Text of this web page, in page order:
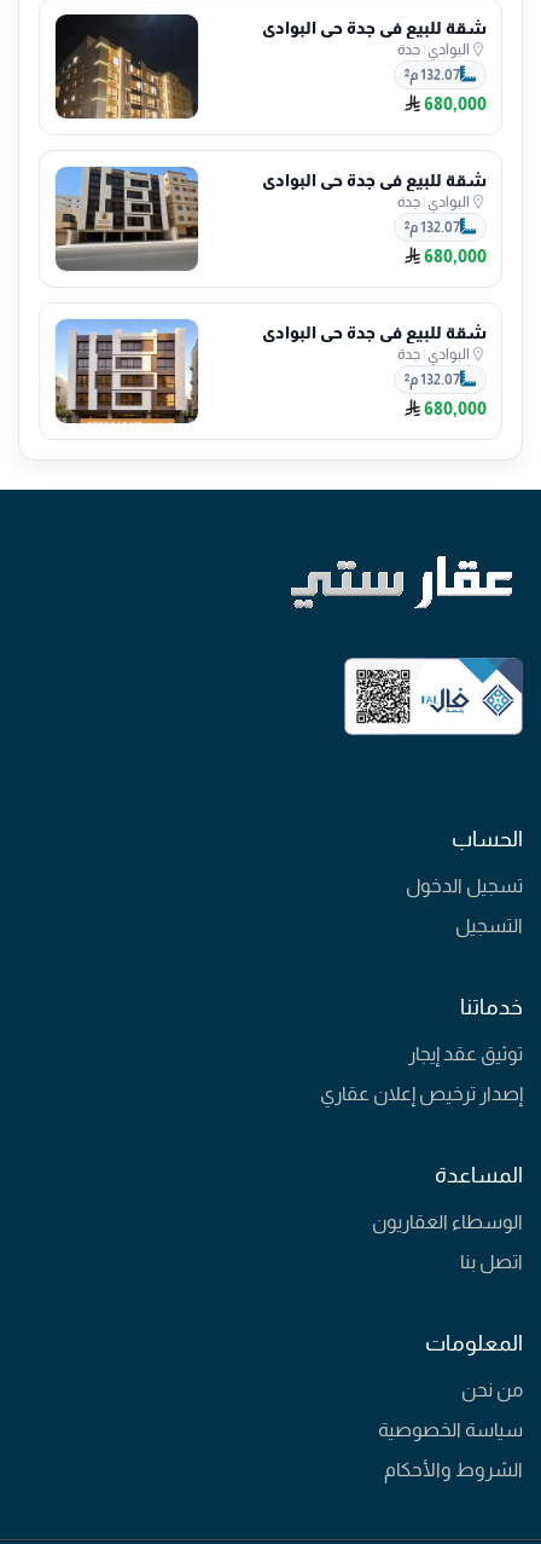
شقة للبيع في جدة حي البوادي
البوادي | جدة
132.07 م²
680,000
شقة للبيع في جدة حي البوادي
البوادي | جدة
132.07 م²
680,000
شقة للبيع في جدة حي البوادي
البوادي | جدة
132.07 م²
680,000
الحساب
تسجيل الدخول
التسجيل
خدماتنا
توثيق عقد إيجار
إصدار ترخيص إعلان عقاري
المساعدة
الوسطاء العقاريون
اتصل بنا
المعلومات
من نحن
سياسة الخصوصية
الشروط والأحكام